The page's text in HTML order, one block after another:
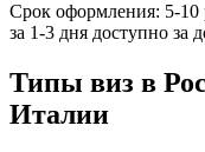
Срок оформления: 5-10
за 1-3 дня доступно за
Типы виз в
Италии